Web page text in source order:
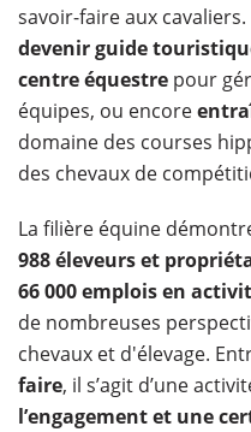
savoir-faire aux
devenir guide
centre équestre pour
équipes, ou encore
domaine des courses
des chevaux de
La filière équine
988 éleveurs et
66 000 emplois en
de nombreuses
chevaux et d'élevage.
faire, il s’agit d’une
l’engagement et une